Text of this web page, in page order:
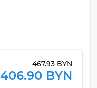
467.93 BYN
406.90 BYN